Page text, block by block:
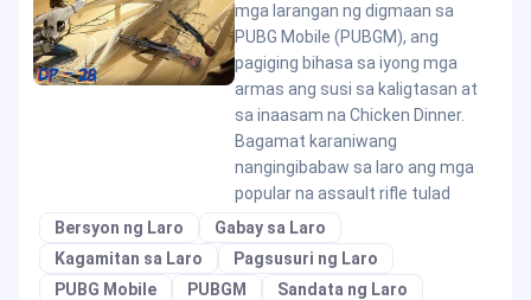
mga larangan ng digmaan sa
PUBG Mobile (PUBGM), ang
pagiging bihasa sa iyong mga
armas ang susi sa kaligtasan at
sa inaasam na Chicken Dinner.
Bagamat karaniwang
nangingibabaw sa laro ang mga
popular na assault rifle tulad
Bersyon ng Laro
Gabay sa Laro
Kagamitan sa Laro
Pagsusuri ng Laro
PUBG Mobile
PUBGM
Sandata ng Laro